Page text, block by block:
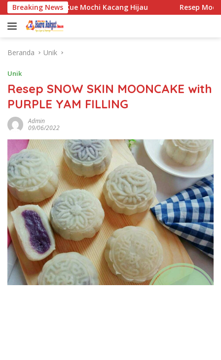
Langsung
ke
konten
Breaking News
Resep Kue Mochi Kacang Hijau Resep Mochi menggo
Beranda Unik
Unik
Resep SNOW SKIN MOONCAKE with
PURPLE YAM FILLING
Admin
09/06/2022